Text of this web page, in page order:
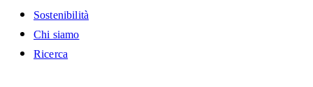
Sostenibilità
Chi siamo
Ricerca